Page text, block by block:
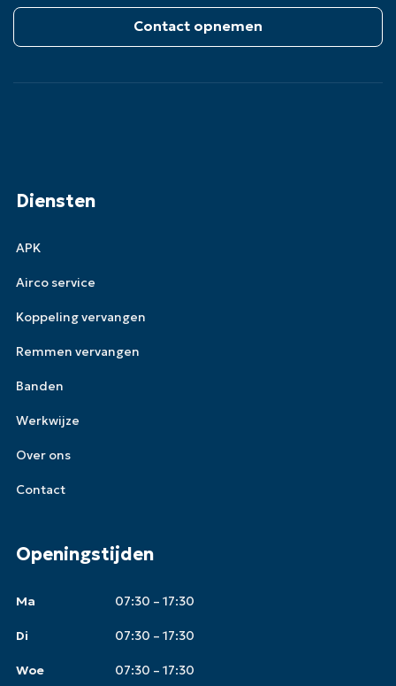
Contact opnemen
Diensten
APK
Airco service
Koppeling vervangen
Remmen vervangen
Banden
Werkwijze
Over ons
Contact
Openingstijden
Ma 07:30 – 17:30
Di 07:30 – 17:30
Woe 07:30 – 17:30